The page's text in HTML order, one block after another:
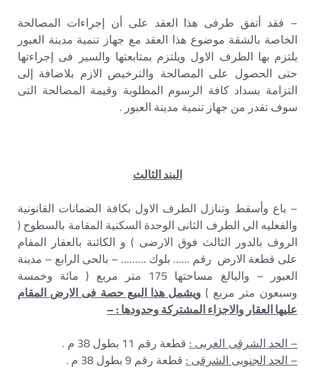
– فقد أتفق طرفى هذا العقد على أن إجراءات المصالحة
الخاصة بالشقة موضوع هذا العقد مع جهاز تنمية مدينة العبور
يلتزم بها الطرف الاول ويلتزم بمتابعتها والسير فى إجراءتها
حتى الحصول على المصالحة والترخيص الازم بلاضافة إلى
التزامة بسداد كافة الرسوم المطلوبة وقيمة المصالحة التى
سوف تقدر من جهاز تنمية مدينة العبور .
البند الثالث
– باع وأسقط وتنازل الطرف الاول بكافة الضمانات القانونية
والفعليه الي الطرف الثانى الوحدة السكنية المقامة بالسطوح (
الروف بالدور الثالث فوق الارضى ) و الكائنة بالعقار المقام
على قطعة الارض رقم …… بلوك ……… – بالحى الرابع – مدينة
العبور – والبالغ مساحتها 175 متر مربع ( مائة وخمسة
وسبعون متر مربع )ويشمل هذا البيع حصة فى الارض المقام
عليها العقار والاجزاء المشتركة وحدودها : –
– الحد الشرقى الغربى :قطعة رقم 11 بطول 38 م .
– الحد الجنوبى الشرقى :قطعة رقم 9 بطول 38 م .